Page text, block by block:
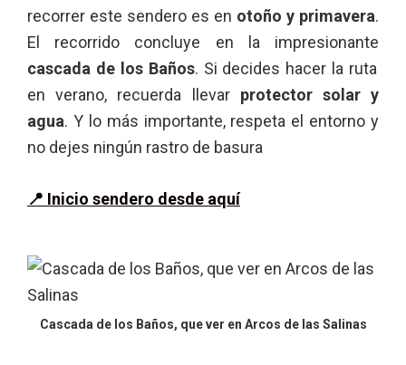
recorrer este sendero es en otoño y primavera.
El recorrido concluye en la impresionante
cascada de los Baños. Si decides hacer la ruta
en verano, recuerda llevar protector solar y
agua. Y lo más importante, respeta el entorno y
no dejes ningún rastro de basura
📍 Inicio sendero desde aquí
Cascada de los Baños, que ver en Arcos de las Salinas